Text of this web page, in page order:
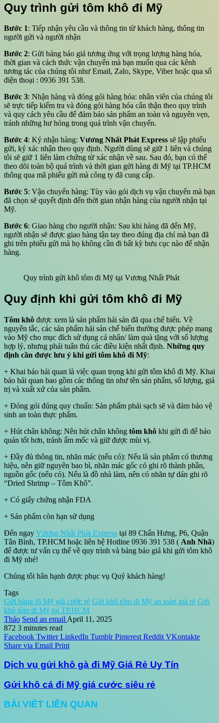
Quy trình gửi tôm khô đi Mỹ
Bước 1: Tiếp nhận yêu cầu và thông tin từ khách hàng, thông tin
người gửi và người nhận
Bước 2: Gửi bảng báo giá tương ứng với trọng lượng hàng hóa,
thời gian và cách thức vận chuyển mà bạn muốn qua các kênh
tương tác của chúng tôi như Email, Zalo, Skype, Viber hoặc qua số
điện thoại : 0936 391 538.
Bước 3: Nhận hàng và đóng gói hàng hóa: nhân viên của chúng tôi
sẽ trực tiếp kiểm tra và đóng gói hàng hóa cẩn thận theo quy trình
và quy cách yêu cầu để đảm bảo sản phẩm an toàn và nguyên vẹn,
tránh những hư hỏng trong quá trình vận chuyển.
Bước 4: Ký nhận hàng: Vương Nhất Phát Express sẽ lập phiếu
gửi, ký xác nhận theo quy định. Người dùng sẽ giữ 1 liên và chúng
tôi sẽ giữ 1 liên làm chứng từ xác nhận về sau. Sau đó, bạn có thể
theo dõi toàn bộ quá trình và thời gian gửi hàng đi Mỹ tại TP.HCM
thông qua mã phiếu gửi mà công ty đã cung cấp.
Bước 5: Vận chuyển hàng: Tùy vào gói dịch vụ vận chuyển mà bạn
đã chọn sẽ quyết định đến thời gian nhận hàng của người nhận tại
Mỹ.
Bước 6: Giao hàng cho người nhận: Sau khi hàng đã đến Mỹ,
người nhận sẽ được giao hàng tận tay theo đúng địa chỉ mà bạn đã
ghi trên phiếu gửi mà họ không cần đi bất kỳ bưu cục nào để nhận
hàng.
Quy trình gửi khô tôm đi Mỹ tại Vương Nhất Phát
Quy định khi gửi tôm khô đi Mỹ
Tôm khô được xem là sản phẩm hải sản đã qua chế biến. Về
nguyên tắc, các sản phẩm hải sản chế biến thường được phép mang
vào Mỹ cho mục đích sử dụng cá nhân/ làm quà tặng với số lượng
hợp lý, nhưng phải tuân thủ các điều kiện nhất định. Những quy
định cần được lưu ý khi gửi tôm khô đi Mỹ:
+ Khai báo hải quan là việc quan trọng khi gửi tôm khô đi Mỹ. Khai
báo hải quan bao gồm các thông tin như tên sản phẩm, số lượng, giá
trị và xuất xứ của sản phẩm.
+ Đóng gói đúng quy chuẩn: Sản phẩm phải sạch sẽ và đảm bảo vệ
sinh an toàn thực phẩm.
+ Hút chân không: Nên hút chân không tôm khô khi gửi đi để bảo
quản tốt hơn, tránh ẩm mốc và giữ được mùi vị.
+ Đầy đủ thông tin, nhãn mác (nếu có): Nếu là sản phẩm có thương
hiệu, nên giữ nguyên bao bì, nhãn mác gốc có ghi rõ thành phần,
nguồn gốc (nếu có). Nếu là đồ nhà làm, nên có nhãn tự dán ghi rõ
“Dried Shrimp – Tôm Khô”.
+ Có giấy chứng nhận FDA
+ Sản phẩm còn hạn sử dụng
Đến ngay Vương Nhất Phát Express tại 89 Chấn Hưng, P6, Quận
Tân Bình, TP.HCM hoặc liên hệ Hotline 0936 391 538 ( Anh Nhã)
để được tư vấn cụ thể về quy trình và bảng báo giá khi gửi tôm khô
đi Mỹ nhé!
Chúng tôi hân hạnh được phục vụ Quý khách hàng!
Tags
Gửi hàng đi Mỹ giá cước rẻ Gửi khô tôm đi Mỹ an toàn giá rẻ Gửi
khô tôm đi Mỹ tại TP.HCM
Thảo Send an email April 11, 2025
872 3 minutes read
Facebook Twitter LinkedIn Tumblr Pinterest Reddit VKontakte
Share via Email Print
Dịch vụ gửi khô gà đi Mỹ Giá Rẻ Uy Tín
Gửi khô cá đi Mỹ giá cước siêu rẻ
BÀI VIẾT LIÊN QUAN